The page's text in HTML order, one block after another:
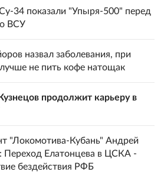
34 показали "Упыря-500" перед
ВСУ
назвал заболевания, при
не пить кофе натощак
продолжит карьеру в
"Локомотива-Кубань" Андрей
Переход Елатонцева в ЦСКА -
бездействия РФБ